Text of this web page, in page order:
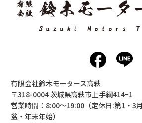
有限会社鈴木モータース高萩
〒318-0004 茨城県高萩市上手綱414−1
営業時間：8:00〜19:00（定休日:第1・3
盆・年末年始）